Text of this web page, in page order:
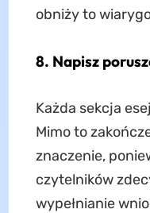
obniży to
8. Napisz
Każda sekcja
Mimo to
znaczenie,
czytelników
wypełnianie